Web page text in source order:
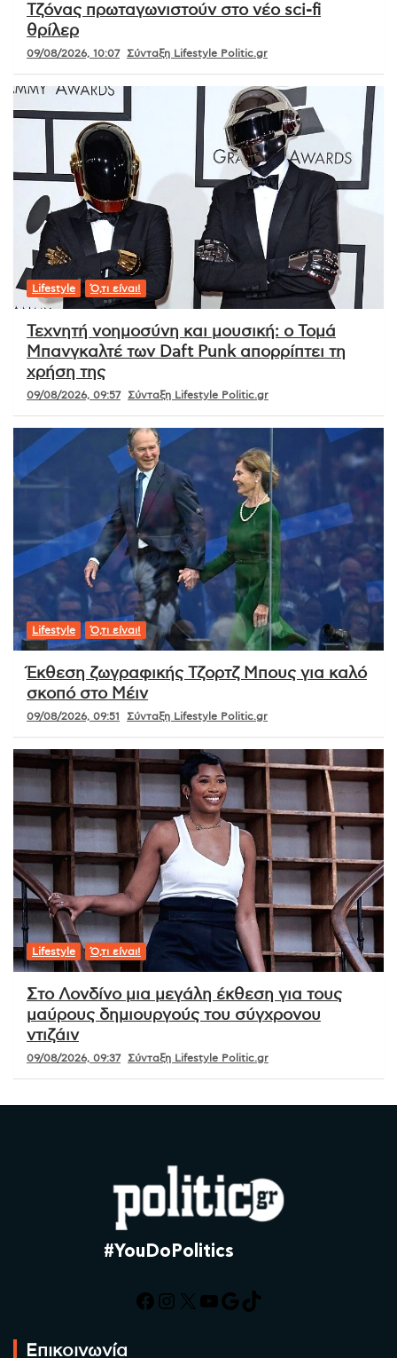
Τζόνας πρωταγωνιστούν στο νέο sci-fi
θρίλερ
09/08/2026, 10:07 Σύνταξη Lifestyle Politic.gr
Lifestyle Ό,τι είναι!
Τεχνητή νοημοσύνη και μουσική: ο Τομά
Μπανγκαλτέ των Daft Punk απορρίπτει τη
χρήση της
09/08/2026, 09:57 Σύνταξη Lifestyle Politic.gr
Lifestyle Ό,τι είναι!
Έκθεση ζωγραφικής Τζορτζ Μπους για καλό
σκοπό στο Μέιν
09/08/2026, 09:51 Σύνταξη Lifestyle Politic.gr
Lifestyle Ό,τι είναι!
Στο Λονδίνο μια μεγάλη έκθεση για τους
μαύρους δημιουργούς του σύγχρονου
ντιζάιν
09/08/2026, 09:37 Σύνταξη Lifestyle Politic.gr
#YouDoPolitics
Facebook
Instagram
X YouTube
Google
TikTok
Επικοινωνία